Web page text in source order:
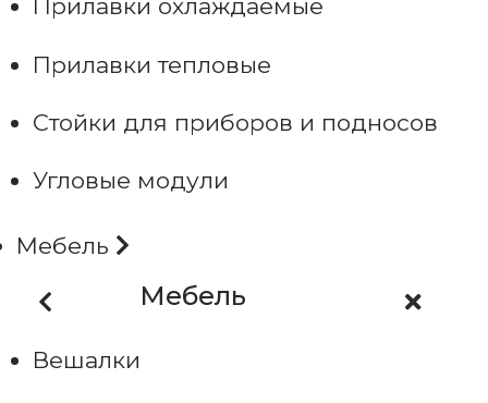
Прилавки охлаждаемые
Прилавки тепловые
Стойки для приборов и подносов
Угловые модули
Мебель
Мебель
Вешалки